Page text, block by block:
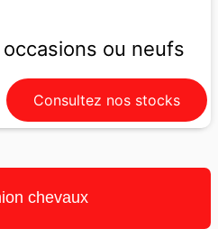
ou neufs
Consultez nos stocks
chevaux